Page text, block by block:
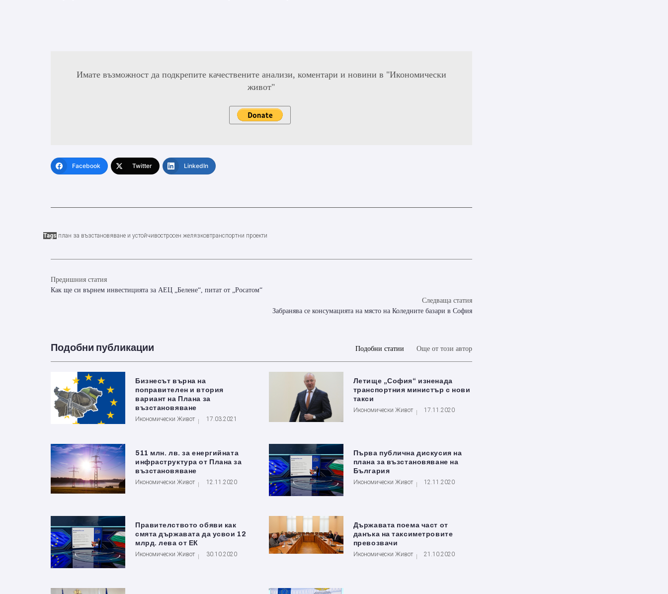
Имате възможност да подкрепите качествените анализи, коментари и новини в "Икономически
живот"
Facebook Twitter LinkedIn
Tags план за възстановяване и устойчивостросен желязковтранспортни проекти
Предишния статия
Как ще си върнем инвестицията за АЕЦ „Белене“, питат от „Росатом“
Следваща статия
Забранява се консумацията на място на Коледните базари в София
Подобни публикации Подобни статии Още от този автор
Бизнесът върна на
поправителен и втория
вариант на Плана за
възстановяване
Икономически Живот 17.03.2021
Летище „София“ изненада
транспортния министър с нови
такси
Икономически Живот 17.11.2020
511 млн. лв. за енергийната
инфраструктура от Плана за
възстановяване
Икономически Живот 12.11.2020
Първа публична дискусия на
плана за възстановяване на
България
Икономически Живот 12.11.2020
Правителството обяви как
смята държавата да усвои 12
млрд. лева от ЕК
Икономически Живот 30.10.2020
Държавата поема част от
данъка на таксиметровите
превозвачи
Икономически Живот 21.10.2020